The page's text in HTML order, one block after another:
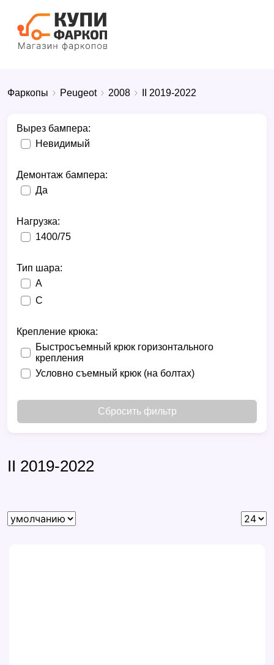
Фаркопы Peugeot 2008 II 2019-2022
Вырез бампера:
Невидимый
Демонтаж бампера:
Да
Нагрузка:
1400/75
Тип шара:
A
C
Крепление крюка:
Быстросъемный крюк горизонтального
крепления
Условно съемный крюк (на болтах)
Сбросить фильтр
II 2019-2022